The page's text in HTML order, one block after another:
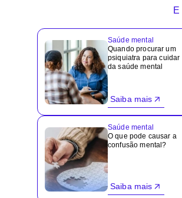
Saúde mental
Quando procurar um
psiquiatra para cuidar
da saúde mental
Saiba mais
Saúde mental
O que pode causar a
confusão mental?
Saiba mais